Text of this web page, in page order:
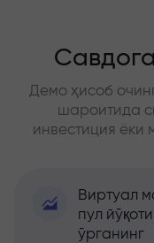
Демо ҳисоб
шароитида
инвестиция ёки
Виртуал
пул
ўрганинг